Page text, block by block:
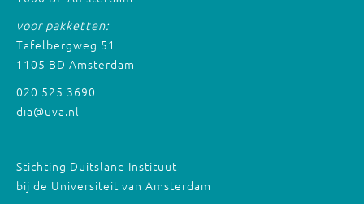
voor pakketten:
Tafelbergweg 51
1105 BD Amsterdam
020 525 3690
dia@uva.nl
Stichting Duitsland Instituut
bij de Universiteit van Amsterdam